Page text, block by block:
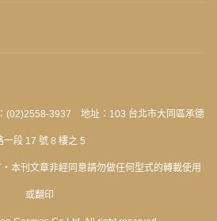
(02)2558-3937 地址：103 台北市大同區承德
一段 17 號 8 樓之 5
本刊文章非經同意請勿做任何型式的轉載使用
或翻印